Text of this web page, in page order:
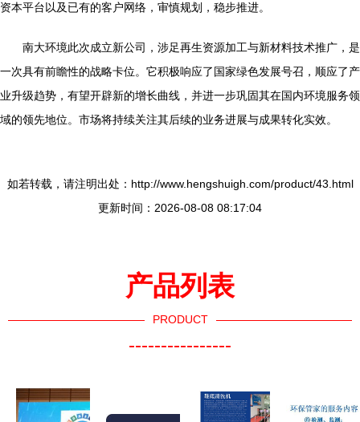
资本平台以及已有的客户网络，审慎规划，稳步推进。
南大环境此次成立新公司，涉足再生资源加工与新材料技术推广，是
一次具有前瞻性的战略卡位。它积极响应了国家绿色发展号召，顺应了产
业升级趋势，有望开辟新的增长曲线，并进一步巩固其在国内环境服务领
域的领先地位。市场将持续关注其后续的业务进展与成果转化实效。
如若转载，请注明出处：http://www.hengshuigh.com/product/43.html
更新时间：2026-08-08 08:17:04
产品列表
PRODUCT
----------------